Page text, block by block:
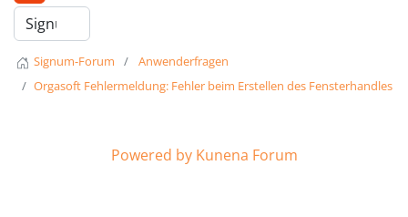
Signum-Forum
Anwenderfragen
Orgasoft Fehlermeldung: Fehler beim Erstellen des Fensterhandles
Powered by Kunena Forum